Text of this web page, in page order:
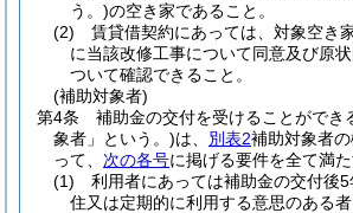
う。)の空き家であること。
(2)
賃貸借契約にあっては、対象空き
に当該改修工事について同意及び原
ついて確認できること。
(補助対象者)
第4条
補助金の交付を受けることができ
象者」という。)は、 別表2補助対象者
って、 次の各号に掲げる要件を全て満た
(1)
利用者にあっては補助金の交付後
住又は定期的に利用する意思のある